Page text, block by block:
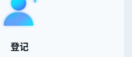
登记